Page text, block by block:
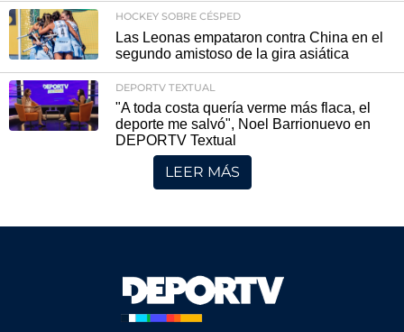
HOCKEY SOBRE CÉSPED
Las Leonas empataron contra China en el
segundo amistoso de la gira asiática
DEPORTV TEXTUAL
"A toda costa quería verme más flaca, el
deporte me salvó", Noel Barrionuevo en
DEPORTV Textual
LEER MÁS